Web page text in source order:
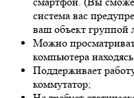
система вас
ваш объект группой
Можно
компьютера
Поддерживает
коммутатор;